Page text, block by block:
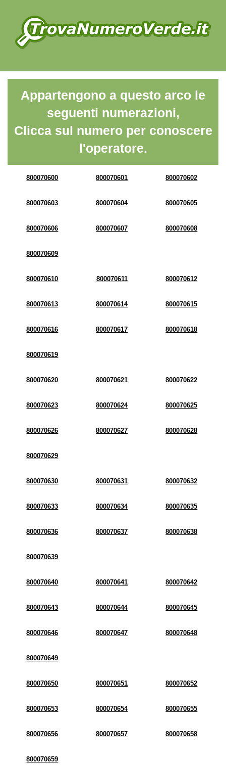
Appartengono a questo arco le
seguenti numerazioni,
Clicca sul numero per conoscere
l'operatore.
800070600 800070601 800070602
800070603 800070604 800070605
800070606 800070607 800070608
800070609
800070610 800070611 800070612
800070613 800070614 800070615
800070616 800070617 800070618
800070619
800070620 800070621 800070622
800070623 800070624 800070625
800070626 800070627 800070628
800070629
800070630 800070631 800070632
800070633 800070634 800070635
800070636 800070637 800070638
800070639
800070640 800070641 800070642
800070643 800070644 800070645
800070646 800070647 800070648
800070649
800070650 800070651 800070652
800070653 800070654 800070655
800070656 800070657 800070658
800070659